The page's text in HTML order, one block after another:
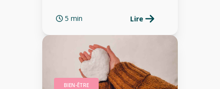
5 min Lire
BIEN-ÊTRE